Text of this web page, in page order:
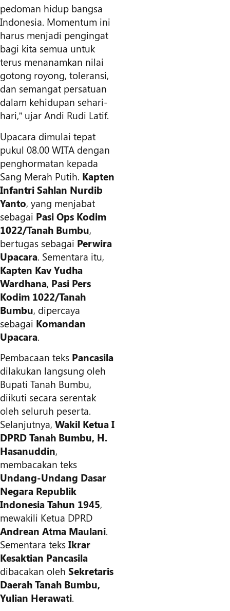
pedoman hidup bangsa
Indonesia. Momentum ini
harus menjadi pengingat
bagi kita semua untuk
terus menanamkan nilai
gotong royong, toleransi,
dan semangat persatuan
dalam kehidupan sehari-
hari,” ujar Andi Rudi Latif.
Upacara dimulai tepat
pukul 08.00 WITA dengan
penghormatan kepada
Sang Merah Putih. Kapten
Infantri Sahlan Nurdib
Yanto, yang menjabat
sebagai Pasi Ops Kodim
1022/Tanah Bumbu,
bertugas sebagai Perwira
Upacara. Sementara itu,
Kapten Kav Yudha
Wardhana, Pasi Pers
Kodim 1022/Tanah
Bumbu, dipercaya
sebagai Komandan
Upacara.
Pembacaan teks Pancasila
dilakukan langsung oleh
Bupati Tanah Bumbu,
diikuti secara serentak
oleh seluruh peserta.
Selanjutnya, Wakil Ketua I
DPRD Tanah Bumbu, H.
Hasanuddin,
membacakan teks
Undang-Undang Dasar
Negara Republik
Indonesia Tahun 1945,
mewakili Ketua DPRD
Andrean Atma Maulani.
Sementara teksIkrar
Kesaktian Pancasila
dibacakan oleh Sekretaris
Daerah Tanah Bumbu,
Yulian Herawati.